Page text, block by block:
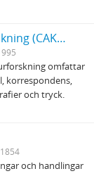
Center för arktisk kulturforskning (CAK) vid Umeå universitet
omfattar
korrespondens,
och tryck.
och handlingar